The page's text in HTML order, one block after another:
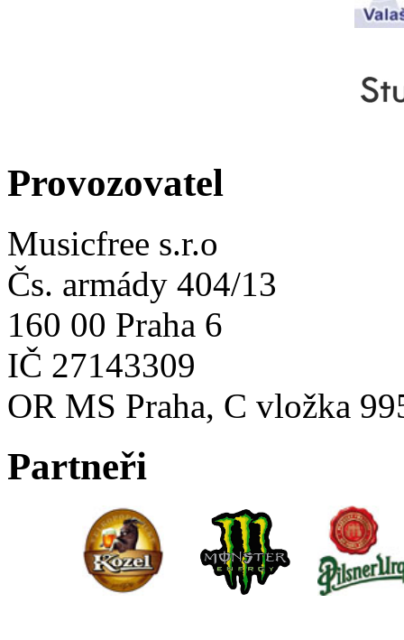
Provozovatel
Musicfree s.r.o
Čs. armády 404/13
160 00 Praha 6
IČ 27143309
OR MS Praha, C vložka
Partneři